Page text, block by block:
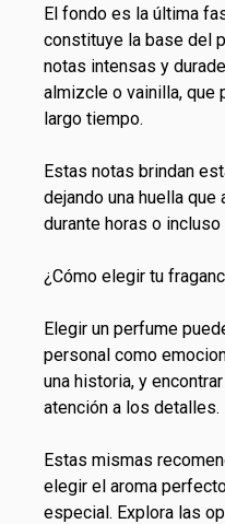
El fondo es la última
constituye la base del
notas intensas y
almizcle o vainilla, que
largo tiempo.
Estas notas brindan
dejando una huella que
durante horas o incluso
¿Cómo elegir tu
Elegir un perfume
personal como
una historia, y
atención a los detalles.
Estas mismas
elegir el aroma
especial. Explora las